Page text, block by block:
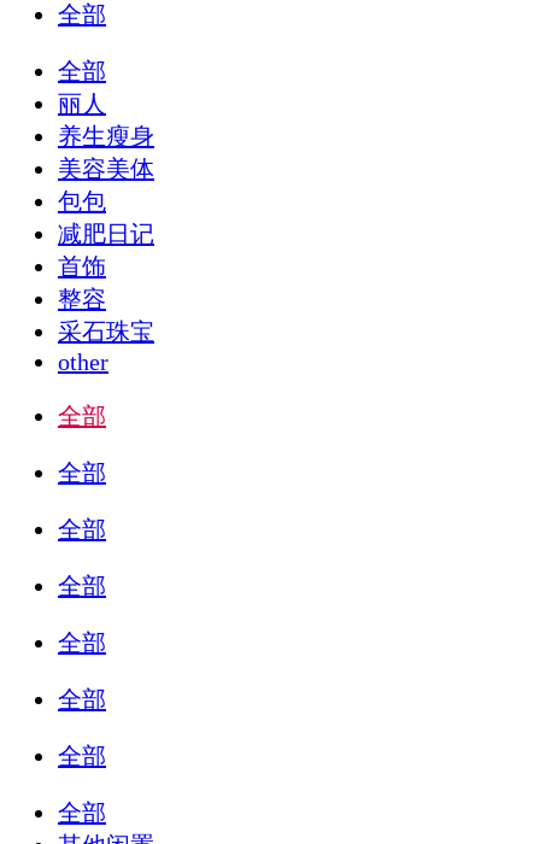
全部
全部
丽人
养生瘦身
美容美体
包包
减肥日记
首饰
整容
采石珠宝
other
全部
全部
全部
全部
全部
全部
全部
全部